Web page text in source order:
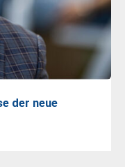
der neue